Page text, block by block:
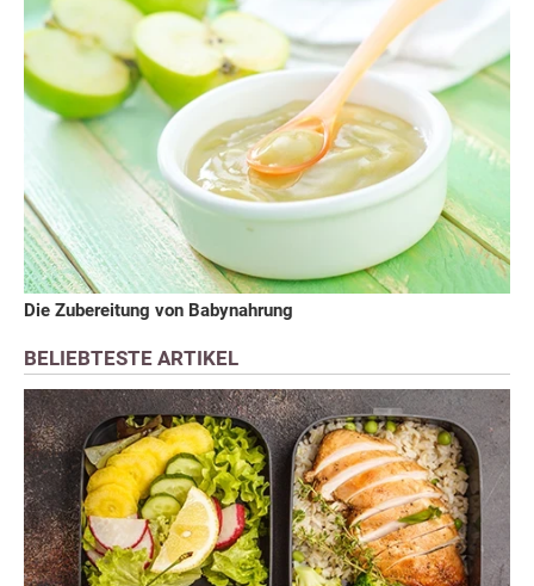
Die Zubereitung von Babynahrung
BELIEBTESTE ARTIKEL